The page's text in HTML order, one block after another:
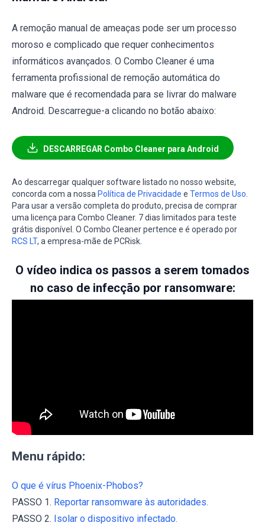
A remoção manual de ameaças pode ser um processo
moroso e complicado que requer conhecimentos
informáticos avançados. O Combo Cleaner é uma
ferramenta profissional de remoção automática do
malware que é recomendada para se livrar do malware
Android. Descarregue-a clicando no botão abaixo:
DESCARREGAR Combo Cleaner para Android
Ao descarregar qualquer software listado no nosso website,
concorda com a nossa Política de Privacidade e Termos de Uso
Para usar a versão completa do produto, precisa de comprar
uma licença para Combo Cleaner. 7 dias limitados para teste
grátis disponível. O Combo Cleaner pertence e é operado por
RCS LT, a empresa-mãe de PCRisk.
O vídeo indica os passos a serem tomados
no caso de infecção por ransomware:
Menu rápido:
O que é vírus Phoenix-Phobos?
PASSO 1. Reportar ransomware às autoridades.
PASSO 2. Isolar o dispositivo infectado.